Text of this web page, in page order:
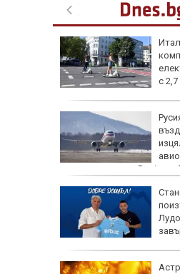
с
зависимостта от Boeing и